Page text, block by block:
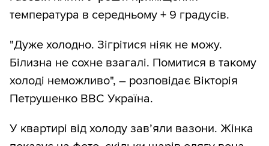
температура в середньому + 9 градусів.
"Дуже холодно. Зігрітися ніяк не можу.
Білизна не сохне взагалі. Помитися в такому
холоді неможливо", – розповідає Вікторія
Петрушенко ВВС Україна.
У квартирі від холоду зав’яли вазони. Жінка